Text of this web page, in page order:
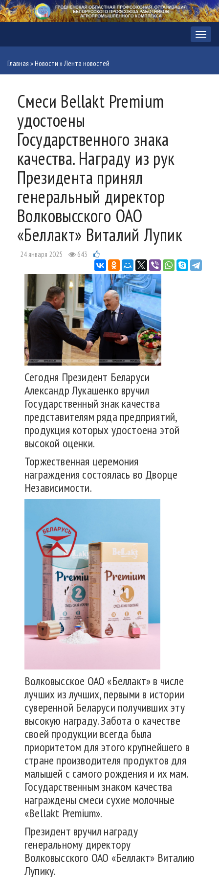
Меню
Главная »Новости »Лента новостей
Смеси Bellakt Premium
удостоены
Государственного знака
качества. Награду из рук
Президента принял
генеральный директор
Волковысского ОАО
«Беллакт» Виталий Лупик
24 января 2025 643
Сегодня Президент Беларуси
Александр Лукашенко вручил
Государственный знак качества
представителям ряда предприятий,
продукция которых удостоена этой
высокой оценки.
Торжественная церемония
награждения состоялась во Дворце
Независимости.
Волковысское ОАО «Беллакт» в числе
лучших из лучших, первыми в истории
суверенной Беларуси получивших эту
высокую награду. Забота о качестве
своей продукции всегда была
приоритетом для этого крупнейшего в
стране производителя продуктов для
малышей с самого рождения и их мам.
Государственным знаком качества
награждены смеси сухие молочные
«Bellakt Premium».
Президент вручил награду
генеральному директору
Волковысского ОАО «Беллакт» Виталию
Лупику.